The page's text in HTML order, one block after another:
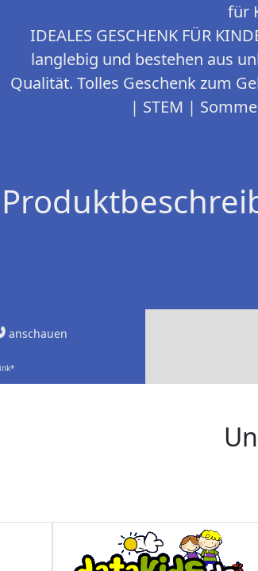
für
IDEALES GESCHENK FÜR
langlebig und bestehen aus
Qualität. Tolles Geschenk zum
| STEM |
anschauen